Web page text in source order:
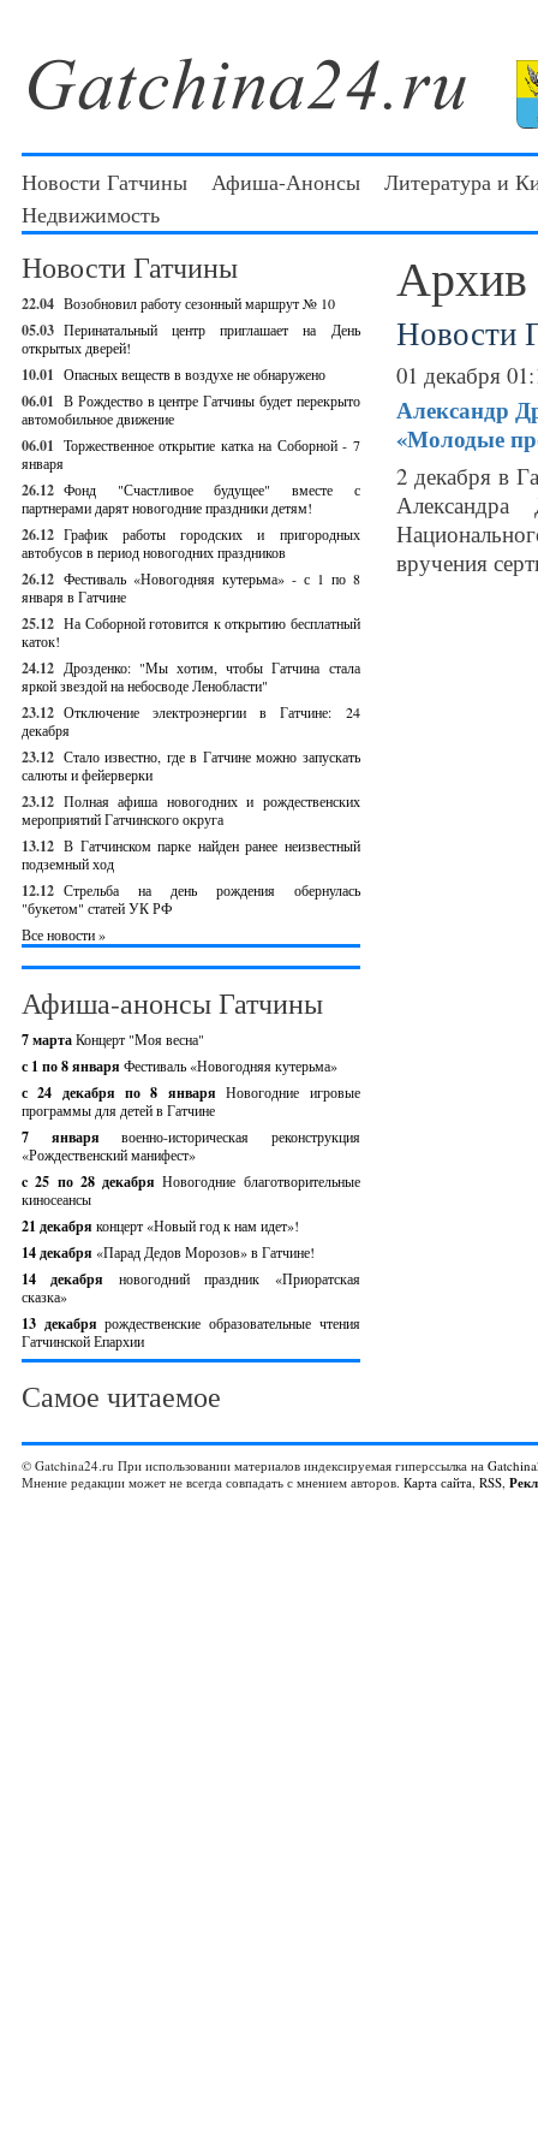
Новости Гатчины Афиша-Анонсы
Литература и
Недвижимость
Новости Гатчины
22.04 Возобновил работу сезонный маршрут № 10
05.03 Перинатальный центр приглашает на День
открытых дверей!
10.01 Опасных веществ в воздухе не обнаружено
06.01 В Рождество в центре Гатчины будет перекрыто
автомобильное движение
06.01 Торжественное открытие катка на Соборной - 7
января
26.12 Фонд "Счастливое будущее" вместе с
партнерами дарят новогодние праздники детям!
26.12 График работы городских и пригородных
автобусов в период новогодних праздников
26.12 Фестиваль «Новогодняя кутерьма» - с 1 по 8
января в Гатчине
25.12 На Соборной готовится к открытию бесплатный
каток!
24.12 Дрозденко: "Мы хотим, чтобы Гатчина стала
яркой звездой на небосводе Ленобласти"
23.12 Отключение электроэнергии в Гатчине: 24
декабря
23.12 Стало известно, где в Гатчине можно запускать
салюты и фейерверки
23.12 Полная афиша новогодних и рождественских
мероприятий Гатчинского округа
13.12 В Гатчинском парке найден ранее неизвестный
подземный ход
12.12 Стрельба на день рождения обернулась
"букетом" статей УК РФ
Все новости »
Афиша-анонсы Гатчины
7 мартаКонцерт "Моя весна"
с 1 по 8 января Фестиваль «Новогодняя кутерьма»
с 24 декабря по 8 январяНовогодние игровые
программы для детей в Гатчине
7 январявоенно-историческая реконструкция
«Рождественский манифест»
c 25 по 28 декабряНовогодние благотворительные
киносеансы
21 декабря концерт «Новый год к нам идет»!
14 декабря «Парад Дедов Морозов» в Гатчине!
14 декабря новогодний праздник «Приоратская
сказка»
13 декабрярождественские образовательные чтения
Гатчинской Епархии
Самое читаемое
Архив
Новости
01 декабря
Александр
«Молодые
2 декабря в
вручения
© Gatchina24.ru При использовании материалов индексируемая гиперссылка на
Мнение редакции может не всегда совпадать с мнением авторов. Карта сайта, RSS,